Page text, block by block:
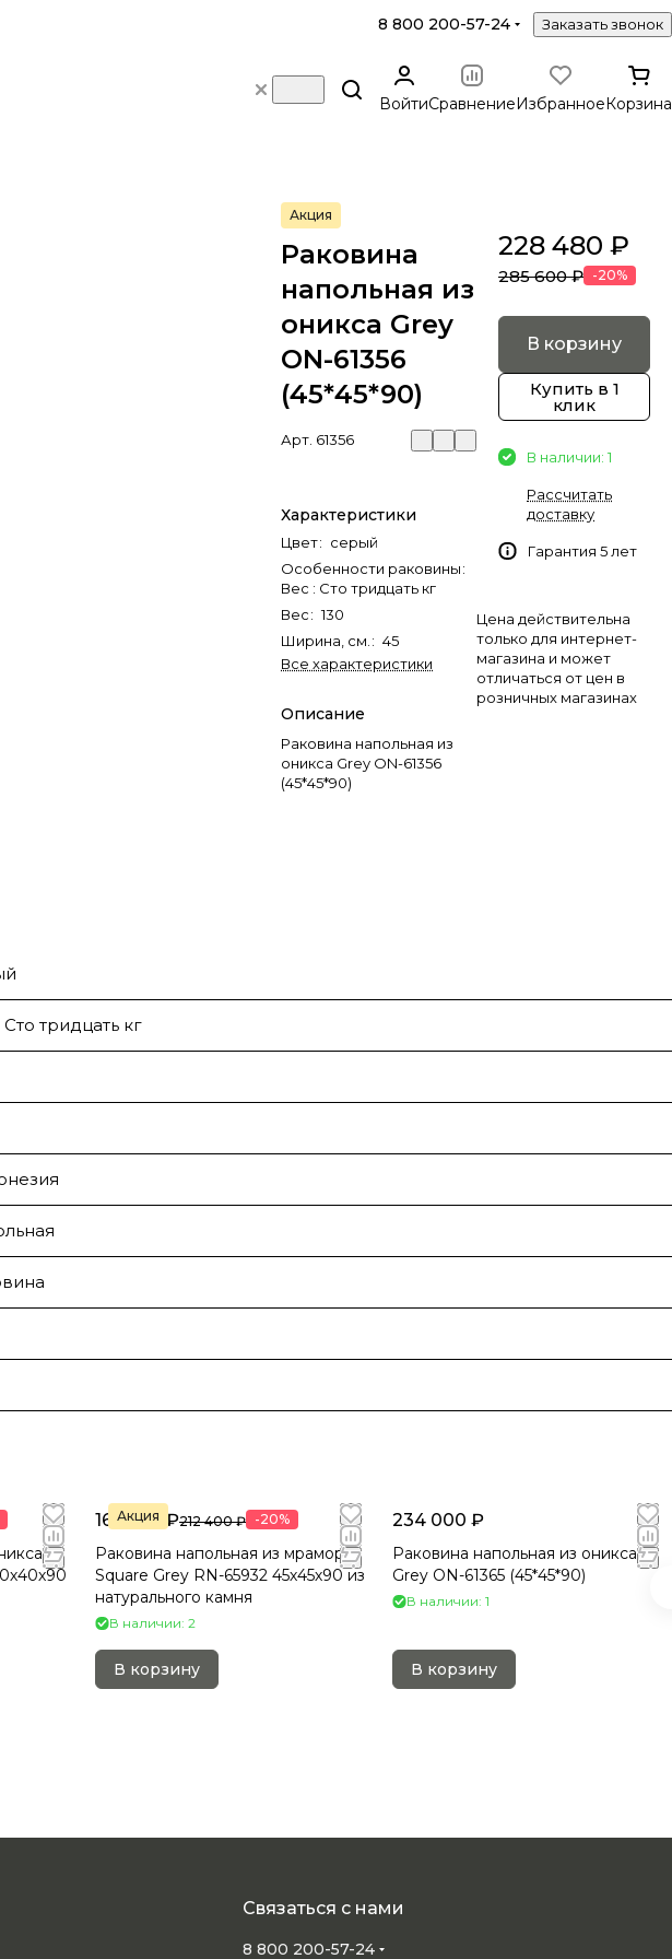
8 800 200-57-24 Заказать звонок
ВойтиСравнениеИзбранноеКорзина
Акция
Раковина
напольная из
оникса Grey
ON-61356
(45*45*90)
Арт. 61356
Характеристики
Цвет: серый
Особенности раковины:
Вес : Сто тридцать кг
Вес: 130
Ширина, см. : 45
Все характеристики
Описание
Раковина напольная из
оникса Grey ON-61356
(45*45*90)
228 480 ₽
285 600 ₽ -20%
В корзину
Купить в 1
клик
В наличии: 1
Рассчитать
доставку
Гарантия 5 лет
Цена действительна
только для интернет-
магазина и может
отличаться от цен в
розничных магазинах
Сто тридцать кг
Акция
169 920 ₽212 400 ₽ -20%
Раковина напольная из мрамора
Square Grey RN-65932 45х45х90 из
натурального камня
В наличии: 2
В корзину
234 000 ₽
Раковина напольная из оникса
Grey ON-61365 (45*45*90)
В наличии: 1
В корзину
Связаться с нами
8 800 200-57-24